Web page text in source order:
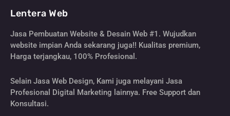
Lentera Web
Jasa Pembuatan Website & Desain Web #1. Wujudkan
website impian Anda sekarang juga!! Kualitas premium,
Harga terjangkau, 100% Profesional.
Selain Jasa Web Design, Kami juga melayani Jasa
Profesional Digital Marketing lainnya. Free Support dan
Konsultasi.